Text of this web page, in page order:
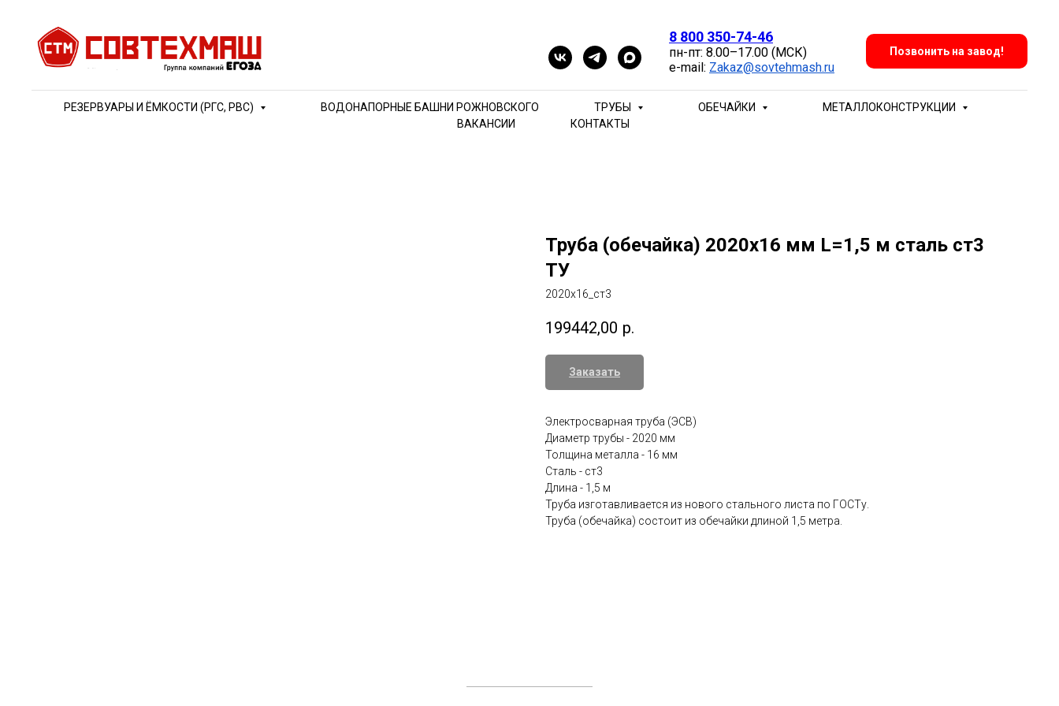
8 800 350-74-46
пн-пт: 8.00–17.00 (МСК)
e-mail: Zakaz@sovtehmash.ru
Позвонить на завод!
РЕЗЕРВУАРЫ И ЁМКОСТИ (РГС, РВС) ВОДОНАПОРНЫЕ БАШНИ РОЖНОВСКОГО ТРУБЫ ОБЕЧАЙКИ
МЕТАЛЛОКОНСТРУКЦИИ
ВАКАНСИИ
КОНТАКТЫ
Труба (обечайка) 2020х16 мм L=1,5 м сталь ст3
ТУ
2020х16_ст3
199442,00 р.
Заказать
Электросварная труба (ЭСВ)
Диаметр трубы - 2020 мм
Толщина металла - 16 мм
Сталь - ст3
Длина - 1,5 м
Труба изготавливается из нового стального листа по ГОСТу.
Труба (обечайка) состоит из обечайки длиной 1,5 метра.